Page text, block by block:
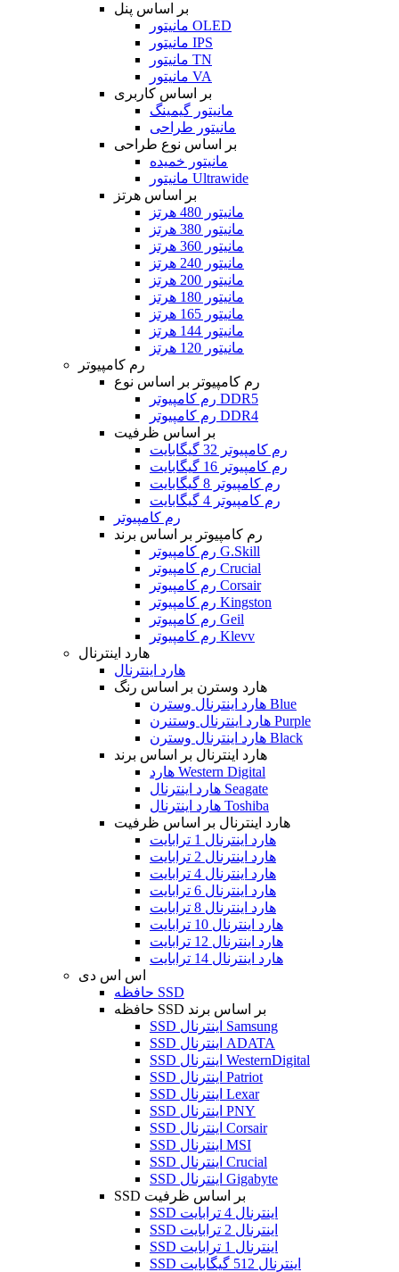
بر اساس پنل
مانیتور OLED
مانیتور IPS
مانیتور TN
مانیتور VA
بر اساس کاربری
مانیتور گیمینگ
مانیتور طراحی
بر اساس نوع طراحی
مانیتور خمیده
مانیتور Ultrawide
بر اساس هرتز
مانیتور 480 هرتز
مانیتور 380 هرتز
مانیتور 360 هرتز
مانیتور 240 هرتز
مانیتور 200 هرتز
مانیتور 180 هرتز
مانیتور 165 هرتز
مانیتور 144 هرتز
مانیتور 120 هرتز
رم کامپیوتر
رم کامپیوتر بر اساس نوع
رم کامپیوتر DDR5
رم کامپیوتر DDR4
بر اساس ظرفیت
رم کامپیوتر 32 گیگابایت
رم کامپیوتر 16 گیگابایت
رم کامپیوتر 8 گیگابایت
رم کامپیوتر 4 گیگابایت
رم کامپیوتر
رم کامپیوتر بر اساس برند
رم کامپیوتر G.Skill
رم کامپیوتر Crucial
رم کامپیوتر Corsair
رم کامپیوتر Kingston
رم کامپیوتر Geil
رم کامپیوتر Klevv
هارد اینترنال
هارد اینترنال
هارد وسترن بر اساس رنگ
هارد اینترنال وسترن Blue
هارد اینترنال وستنرن Purple
هارد اینترنال وسترن Black
هارد اینترنال بر اساس برند
هارد Western Digital
هارد اینترنال Seagate
هارد اینترنال Toshiba
هارد اینترنال بر اساس ظرفیت
هارد اینترنال 1 ترابایت
هارد اینترنال 2 ترابایت
هارد اینترنال 4 ترابایت
هارد اینترنال 6 ترابایت
هارد اینترنال 8 ترابایت
هارد اینترنال 10 ترابایت
هارد اینترنال 12 ترابایت
هارد اینترنال 14 ترابایت
اس اس دی
حافظه SSD
حافظه SSD بر اساس برند
SSD اینترنال Samsung
SSD اینترنال ADATA
SSD اینترنال WesternDigital
SSD اینترنال Patriot
SSD اینترنال Lexar
SSD اینترنال PNY
SSD اینترنال Corsair
SSD اینترنال MSI
SSD اینترنال Crucial
SSD اینترنال Gigabyte
SSD بر اساس ظرفیت
SSD اینترنال 4 ترابایت
SSD اینترنال 2 ترابایت
SSD اینترنال 1 ترابایت
SSD اینترنال 512 گیگابایت